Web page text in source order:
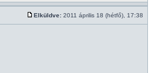
Elküldve: 2011 április 18 (hétfő), 17:38